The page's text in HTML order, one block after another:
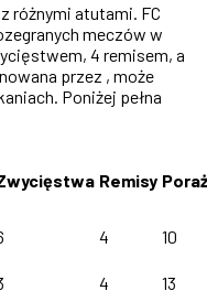
różnymi atutami. FC
meczów w
4 remisem, a
przez , może
Poniżej pełna
Remisy
4
10
4 13